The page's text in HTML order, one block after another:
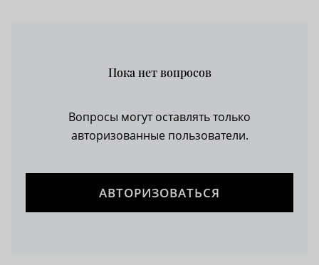
Пока нет вопросов
Вопросы могут оставлять только
авторизованные пользователи.
АВТОРИЗОВАТЬСЯ